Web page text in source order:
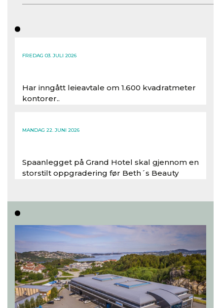
FREDAG 03. JULI 2026
Har inngått leieavtale om 1.600 kvadratmeter
kontorer..
MANDAG 22. JUNI 2026
Spaanlegget på Grand Hotel skal gjennom en
storstilt oppgradering før Beth´s Beauty
Les hele artikkelen